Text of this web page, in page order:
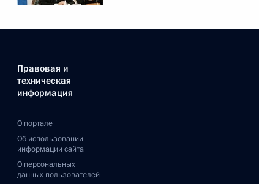
Правовая и
техническая
информация
О портале
Об использовании
информации сайта
О персональных
данных пользователей